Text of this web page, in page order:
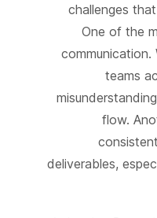
challenges
One of the
teams
flow.
deliverables,